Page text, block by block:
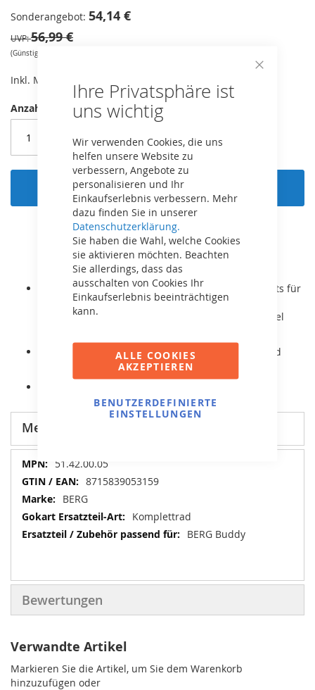
Ihre Privatsphäre ist
uns wichtig
Wir verwenden Cookies, die uns
helfen unsere Website zu
verbessern, Angebote zu
personalisieren und Ihr
Einkaufserlebnis verbessern. Mehr
dazu finden Sie in unserer
Datenschutzerklärung.
Sie haben die Wahl, welche Cookies
sie aktivieren möchten. Beachten
Sie allerdings, dass das
ausschalten von Cookies Ihr
Einkaufserlebnis beeinträchtigen
kann.
ALLE COOKIES
AKZEPTIEREN
BENUTZERDEFINIERTE
EINSTELLUNGEN
Sonderangebot 54,14 €
UVP 56,99 €
(Günstigster nicht reduzierter Preis der vergangenen 30 Tage: 56.99€)
Inkl. MwSt,
Anzahl
In den Warenkorb
Passend vorne links, vorne rechts und hinten rechts für
Buddy B-Orange 1.0 Gokarts bis Bj. 2020.
(Das Rad für hinten links ist separat unter dem Titel
Es handelt sich um ein Komplettrad mit Reifen und
Mehr Informationen
Mehr
Informationen
51.42.00.05
8715839053159
BERG
Komplettrad
BERG Buddy
Bewertungen
Verwandte Artikel
Markieren Sie die Artikel, um Sie dem Warenkorb
hinzuzufügen oder